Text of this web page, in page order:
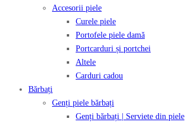
Accesorii piele
Curele piele
Portofele piele damă
Portcarduri și portchei
Altele
Carduri cadou
Bărbați
Genți piele bărbați
Genți bărbați | Serviete din piele